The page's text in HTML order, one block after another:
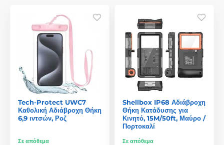
Tech-Protect UWC7
Καθολική Αδιάβροχη Θήκη
6,9 ιντσών, Ροζ
Σε απόθεμα
Shellbox IP68 Αδιάβροχη
Θήκη Κατάδυσης για
Κινητό, 15M/50ft, Μαύρο /
Πορτοκαλί
Σε απόθεμα